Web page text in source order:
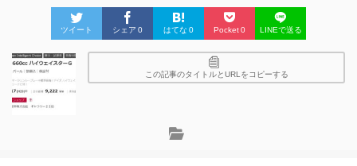
ツイート シェア 0 はてな 0 Pocket0 LINEで送る
この記事のタイトルとURLをコピーする